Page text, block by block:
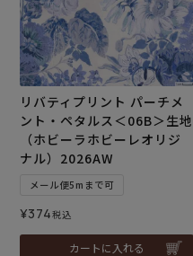
リバティプリント パーチメ
ント・ペタルス＜06B＞生地
（ホビーラホビーレオリジ
ナル）2026AW
メール便5mまで可
¥374税込
カートに入れる